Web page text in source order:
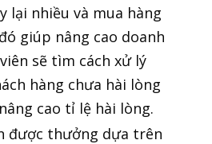
lại nhiều và mua hàng
giúp nâng cao doanh
sẽ tìm cách xử lý
hàng chưa hài lòng
cao tỉ lệ hài lòng.
được thưởng dựa trên